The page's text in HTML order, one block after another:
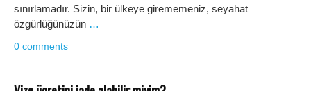
sınırlamadır. Sizin, bir ülkeye girememeniz, seyahat
özgürlüğünüzün …
0 comments